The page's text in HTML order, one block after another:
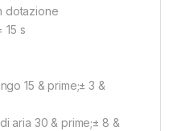
dotazione
15 s
15 & prime;± 3 &
aria 30 & prime;± 8 &